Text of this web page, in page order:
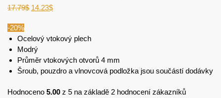
17.79$ 14.23$
-20%
Ocelový vtokový plech
Modrý
Průměr vtokových otvorů 4 mm
Šroub, pouzdro a vlnovcová podložka jsou součástí dodávky
Hodnoceno 5.00 z 5 na základě 2 hodnocení zákazníků